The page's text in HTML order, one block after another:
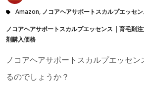
Amazon, ノコアヘアサポートスカルプエッセン
ノコアヘアサポートスカルプエッセンス | 育毛剤
剤購入価格
ノコアヘアサポートスカルプエッセン
るのでしょうか？